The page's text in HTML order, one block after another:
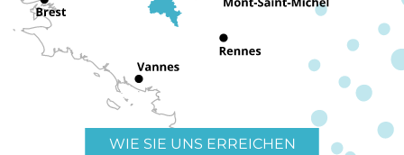
WIE SIE UNS ERREICHEN